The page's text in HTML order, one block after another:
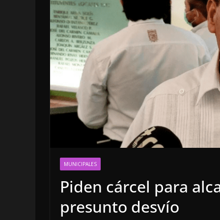
MUNICIPALES
Piden cárcel para
presunto desvío
LOCALES OPINIÓN
4 agosto, 2026